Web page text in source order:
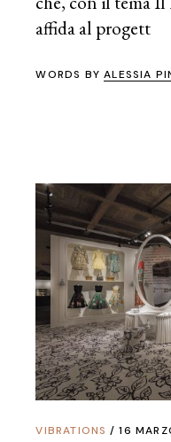
affida al progett
WORDS BYALESSIA
VIBRATIONS 16